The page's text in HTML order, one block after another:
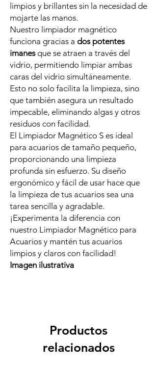
limpios y brillantes sin la necesidad de
mojarte las manos.
Nuestro limpiador magnético
funciona gracias a dos potentes
imanesque se atraen a través del
vidrio, permitiendo limpiar ambas
caras del vidrio simultáneamente.
Esto no solo facilita la limpieza, sino
que también asegura un resultado
impecable, eliminando algas y otros
residuos con facilidad.
El Limpiador Magnético S es ideal
para acuarios de tamaño pequeño,
proporcionando una limpieza
profunda sin esfuerzo. Su diseño
ergonómico y fácil de usar hace que
la limpieza de tus acuarios sea una
tarea sencilla y agradable.
¡Experimenta la diferencia con
nuestro Limpiador Magnético para
Acuarios y mantén tus acuarios
limpios y claros con facilidad!
Imagen ilustrativa
Productos
relacionados